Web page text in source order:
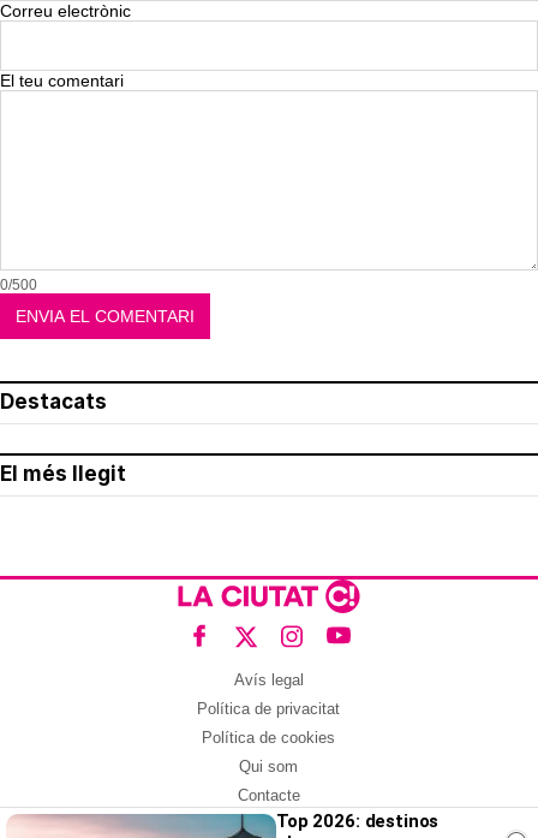
Correu electrònic
El teu comentari
0/500
Destacats
El més llegit
Avís legal
Política de privacitat
Política de cookies
Qui som
Contacte
Xarxes socialsTop 2026: destinos